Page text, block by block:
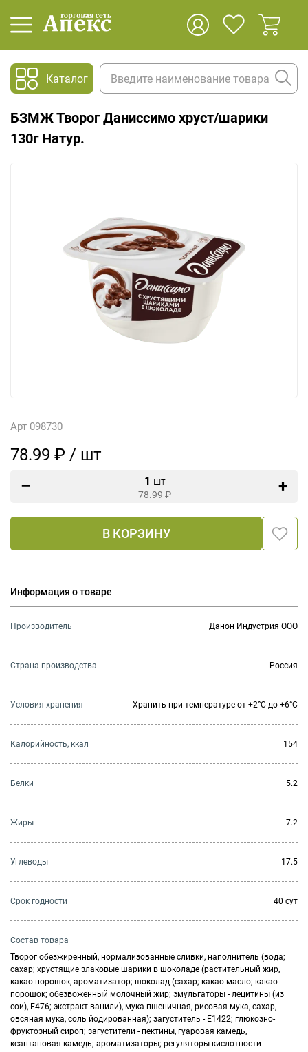
Каталог
БЗМЖ Творог Даниссимо хруст/шарики
130г Натур.
Арт 098730
78.99 ₽ / шт
1 шт
78.99 ₽
В КОРЗИНУ
Информация о товаре
Производитель Данон Индустрия ООО
Страна производства Россия
Условия хранения Хранить при температуре от +2°С до +6°С
Калорийность, ккал 154
Белки 5.2
Жиры 7.2
Углеводы 17.5
Cрок годности 40 сут
Состав товара
Творог обезжиренный, нормализованные сливки, наполнитель (вода;
сахар; хрустящие злаковые шарики в шоколаде (растительный жир,
какао-порошок, ароматизатор; шоколад (сахар; какао-масло; какао-
порошок; обезвоженный молочный жир; эмульгаторы - лецитины (из
сои), Е476; экстракт ванили), мука пшеничная, рисовая мука, сахар,
овсяная мука, соль йодированная); загуститель - Е1422; глюкозно-
фруктозный сироп; загустители - пектины, гуаровая камедь,
ксантановая камедь; ароматизаторы; регуляторы кислотности -